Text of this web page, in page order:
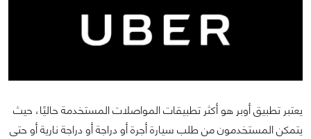
يعتبر تطبيق أوبر هو أكثر تطبيقات المواصلات المستخدمة حاليًا، حيث
يتمكن المستخدمون من طلب سيارة أجرة أو دراجة أو دراجة نارية أو حتى